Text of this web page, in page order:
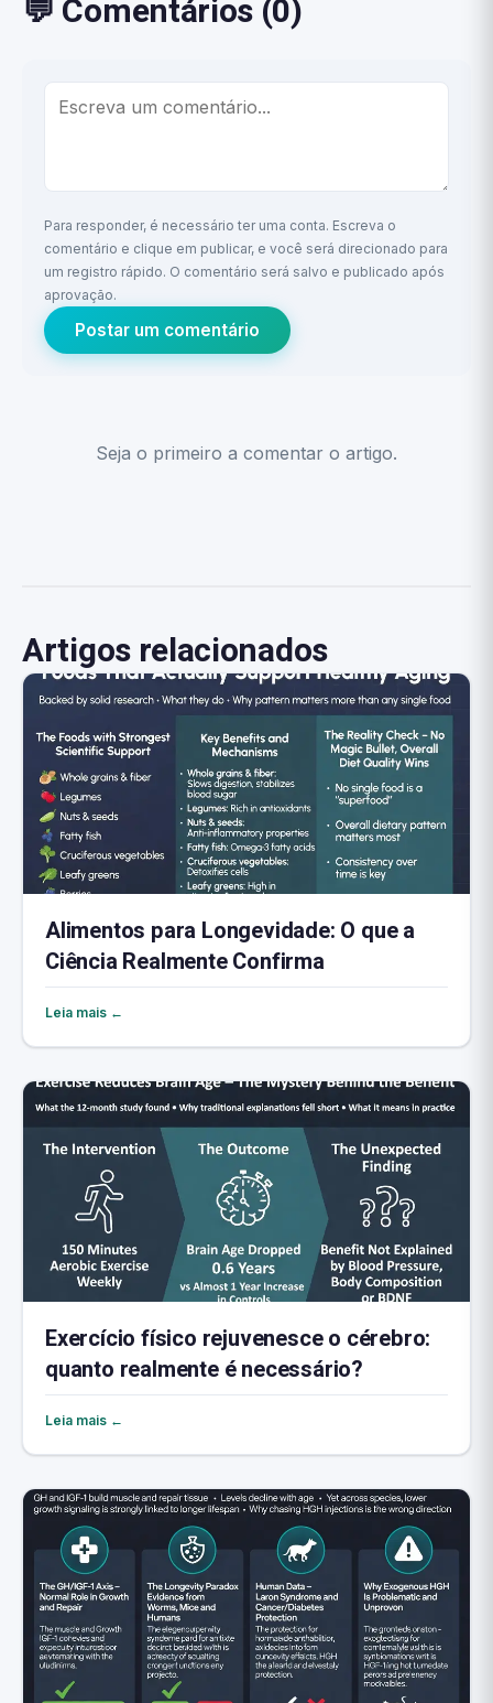
💬 Comentários (0)
Para responder, é necessário ter uma conta. Escreva o
comentário e clique em publicar, e você será direcionado para
um registro rápido. O comentário será salvo e publicado após
aprovação.
Postar um comentário
Seja o primeiro a comentar o artigo.
Artigos relacionados
Alimentos para Longevidade: O que a
Ciência Realmente Confirma
Leia mais ←
Exercício físico rejuvenesce o cérebro:
quanto realmente é necessário?
Leia mais ←